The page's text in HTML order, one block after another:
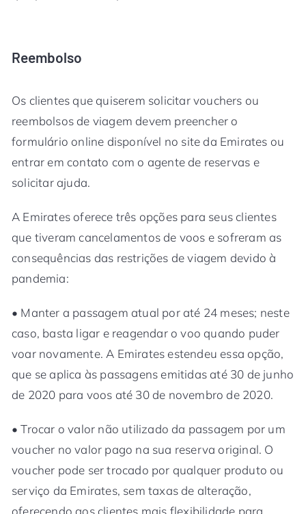
Reembolso
Os clientes que quiserem solicitar vouchers ou
reembolsos de viagem devem preencher o
formulário online disponível no site da Emirates ou
entrar em contato com o agente de reservas e
solicitar ajuda.
A Emirates oferece três opções para seus clientes
que tiveram cancelamentos de voos e sofreram as
consequências das restrições de viagem devido à
pandemia:
• Manter a passagem atual por até 24 meses; neste
caso, basta ligar e reagendar o voo quando puder
voar novamente. A Emirates estendeu essa opção,
que se aplica às passagens emitidas até 30 de junho
de 2020 para voos até 30 de novembro de 2020.
• Trocar o valor não utilizado da passagem por um
voucher no valor pago na sua reserva original. O
voucher pode ser trocado por qualquer produto ou
serviço da Emirates, sem taxas de alteração,
oferecendo aos clientes mais flexibilidade para